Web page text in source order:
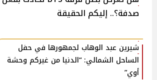
صدفة؟.. إليكم الحقيقة
شيرين عبد الوهاب لجمهورها في حفل
الساحل الشمالي: “الدنيا من غيركم وحشة
أوي”